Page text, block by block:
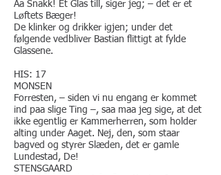
Aa Snakk! Et Glas till, siger jeg; – det er et
Løftets Bæger!
De klinker og drikker igjen; under det
følgende vedbliver Bastian flittigt at fylde
Glassene.
HIS: 17
MONSEN
Forresten, – siden vi nu engang er kommet
ind paa slige Ting –, saa maa jeg sige, at det
ikke egentlig er Kammerherren, som holder
alting under Aaget. Nej, den, som staar
bagved og styrer Slæden, det er gamle
Lundestad, De!
STENSGAARD